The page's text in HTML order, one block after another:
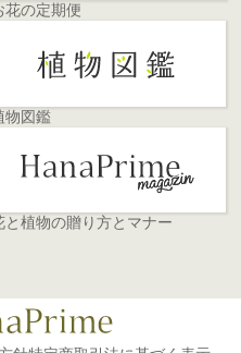
花の定期便
物図鑑
と植物の贈り方とマナー